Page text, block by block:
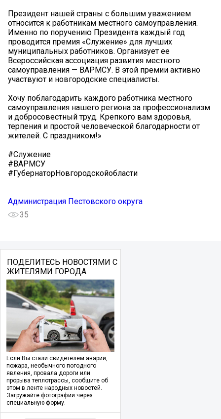
Президент нашей страны с большим уважением
относится к работникам местного самоуправления.
Именно по поручению Президента каждый год
проводится премия «Служение» для лучших
муниципальных работников. Организует ее
Всероссийская ассоциация развития местного
самоуправления — ВАРМСУ. В этой премии активно
участвуют и новгородские специалисты.
Хочу поблагодарить каждого работника местного
самоуправления нашего региона за профессионализм
и добросовестный труд. Крепкого вам здоровья,
терпения и простой человеческой благодарности от
жителей. С праздником!»
#Служение
#ВАРМСУ
#ГубернаторНовгородскойобласти
Администрация Пестовского округа
35
ПОДЕЛИТЕСЬ НОВОСТЯМИ С
ЖИТЕЛЯМИ ГОРОДА
Если Вы стали свидетелем аварии,
пожара, необычного погодного
явления, провала дороги или
прорыва теплотрассы, сообщите об
этом в ленте народных новостей.
Загружайте фотографии через
специальную форму.